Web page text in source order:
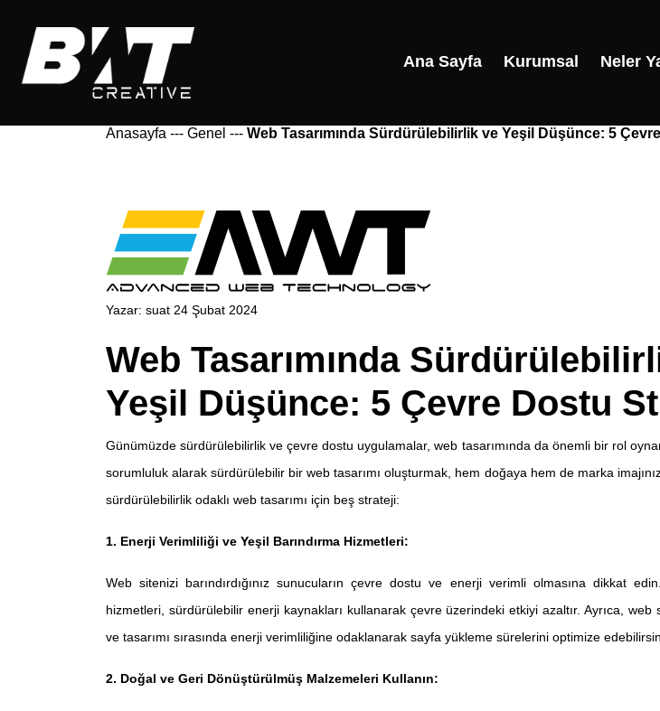
Ana Sayfa Kurumsal Neler
Anasayfa --- Genel --- Web Tasarımında Sürdürülebilirlik ve Yeşil Düşünce: 5
Yazar: suat 24 Şubat 2024
Web Tasarımında
Yeşil Düşünce: 5 Çevre Dostu
Günümüzde sürdürülebilirlik ve çevre dostu uygulamalar, web tasarımında da önemli bir rol
sorumluluk alarak sürdürülebilir bir web tasarımı oluşturmak, hem doğaya hem de marka
sürdürülebilirlik odaklı web tasarımı için beş strateji:
1. Enerji Verimliliği ve Yeşil Barındırma Hizmetleri:
Web sitenizi barındırdığınız sunucuların çevre dostu ve enerji verimli olmasına dikkat
hizmetleri, sürdürülebilir enerji kaynakları kullanarak çevre üzerindeki etkiyi azaltır. Ayrıca, web
ve tasarımı sırasında enerji verimliliğine odaklanarak sayfa yükleme sürelerini optimize
2. Doğal ve Geri Dönüştürülmüş Malzemeleri Kullanın: